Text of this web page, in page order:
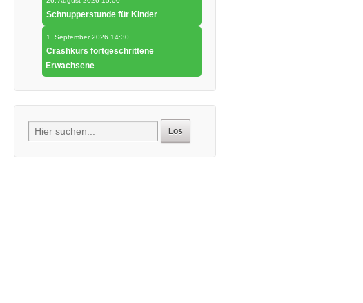
Schnupperstunde für Kinder
1. September 2026 14:30
Crashkurs fortgeschrittene
Erwachsene